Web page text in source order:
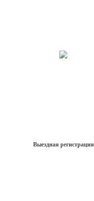
Выездная регистрация